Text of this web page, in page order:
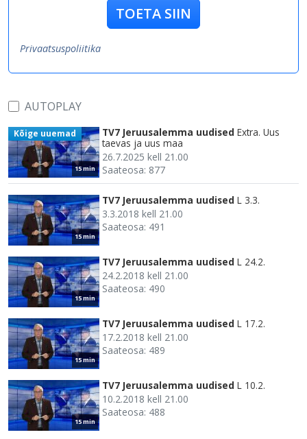
TOETA SIIN
Privaatsuspoliitika
AUTOPLAY
15 min
Kõige uuemad TV7 Jeruusalemma uudised Extra. Uus
taevas ja uus maa
26.7.2025 kell 21.00
Saateosa: 877
15 min
TV7 Jeruusalemma uudised L 3.3.
3.3.2018 kell 21.00
Saateosa: 491
15 min
TV7 Jeruusalemma uudised L 24.2.
24.2.2018 kell 21.00
Saateosa: 490
15 min
TV7 Jeruusalemma uudised L 17.2.
17.2.2018 kell 21.00
Saateosa: 489
15 min
TV7 Jeruusalemma uudised L 10.2.
10.2.2018 kell 21.00
Saateosa: 488